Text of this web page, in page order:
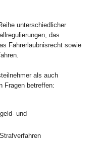
unterschiedlicher
das
Fahrerlaubnisrecht sowie
als auch
Fragen betreffen:
und